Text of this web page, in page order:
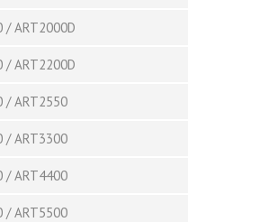
/ ART2000D
/ ART2200D
/ ART2550
/ ART3300
/ ART4400
/ ART5500